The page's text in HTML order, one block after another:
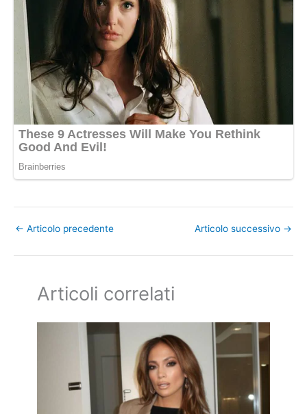
← Articolo precedente Articolo successivo →
Articoli correlati